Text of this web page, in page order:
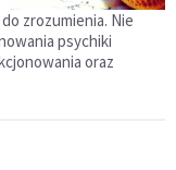
zrozumienia. Nie
psychiki
oraz